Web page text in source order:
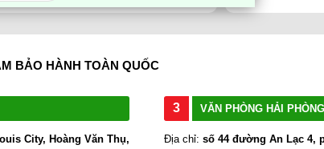
BẢO HÀNH TOÀN QUỐC
City, Hoàng Văn Thụ,
3 VĂN PHÒNG HẢI PHÒNG
Địa chỉ: số 44 đường An Lạc 4,